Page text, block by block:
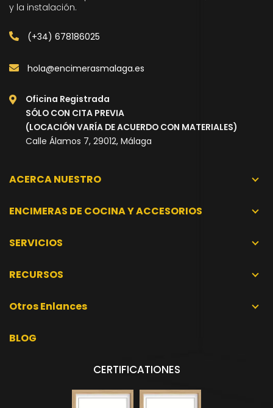
y la instalación.
(+34) 678186025
hola@encimerasmalaga.es
Oficina Registrada
SÓLO CON CITA PREVIA
(LOCACIÓN VARÍA DE ACUERDO CON MATERIALES)
Calle Álamos 7, 29012, Málaga
ACERCA NUESTRO
ENCIMERAS DE COCINA Y ACCESORIOS
SERVICIOS
RECURSOS
Otros Enlances
BLOG
CERTIFICATIONES